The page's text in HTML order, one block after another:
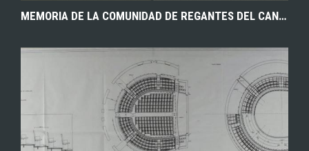
EXPLORAR ZOOM
MEMORIA DE LA COMUNIDAD DE REGANTES DEL CANAL DEL HENARES. AÑOS 1933-1941. ARCHIVO MUNICIPAL DE ALOVERA (GUADALAJARA).